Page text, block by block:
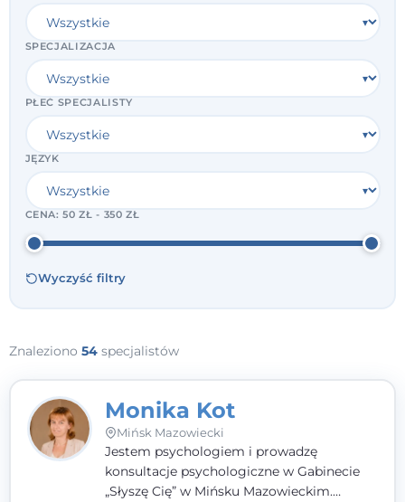
SPECJALIZACJA
PŁEĆ SPECJALISTY
JĘZYK
CENA:50 ZŁ - 350 ZŁ
Wyczyść filtry
Znaleziono 54 specjalistów
Monika Kot
Mińsk Mazowiecki
Jestem psychologiem i prowadzę
konsultacje psychologiczne w Gabinecie
„Słyszę Cię” w Mińsku Mazowieckim.